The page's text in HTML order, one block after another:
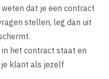
dat je een contract
stellen, leg dan uit
het contract staat en
klant als jezelf